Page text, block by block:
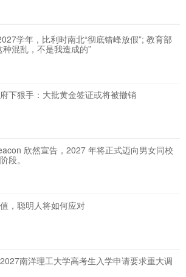
学年，比利时南北“彻底错峰放假”; 教育部
种混乱，不是我造成的”
下狠手：大批黄金签证或将被撤销
欣然宣告，2027 年将正式迈向男女同校
段。
，聪明人将如何应对
南洋理工大学高考生入学申请要求重大调